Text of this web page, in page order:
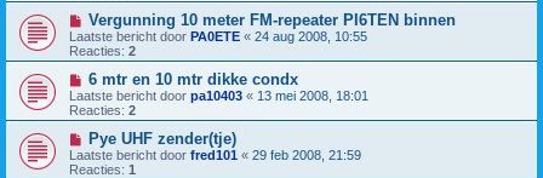
Vergunning 10 meter FM-repeater PI6TEN binnen
Laatste bericht door PA0ETE « 24 aug 2008, 10:55
Reacties: 2
6 mtr en 10 mtr dikke condx
Laatste bericht door pa10403 « 13 mei 2008, 18:01
Reacties: 2
Pye UHF zender(tje)
Laatste bericht door fred101 « 29 feb 2008, 21:59
Reacties: 1